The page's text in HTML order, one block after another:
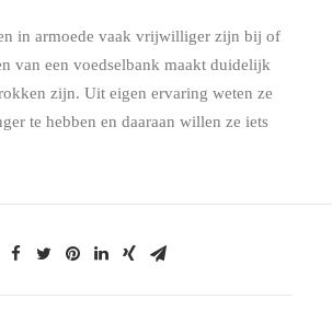
in armoede vaak vrijwilliger zijn bij of
van een voedselbank maakt duidelijk
zijn. Uit eigen ervaring weten ze
te hebben en daaraan willen ze iets